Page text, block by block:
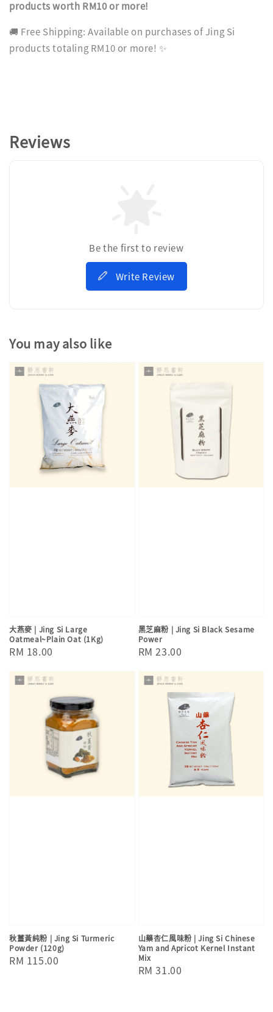
products worth RM10 or more!
🚚 Free Shipping: Available on purchases of Jing Si
products totaling RM10 or more! ✨
Reviews
Be the first to review
Write Review
You may also like
大燕麥 | Jing Si Large
Oatmeal~Plain Oat (1Kg)
Regular
RM 18.00
黑芝麻粉 | Jing Si Black Sesame
Power
Regular
RM 23.00
秋薑黃純粉 | Jing Si Turmeric
Powder (120g)
Regular
RM 115.00
山藥杏仁風味粉 | Jing Si Chinese
Yam and Apricot Kernel Instant
Mix
Regular
RM 31.00